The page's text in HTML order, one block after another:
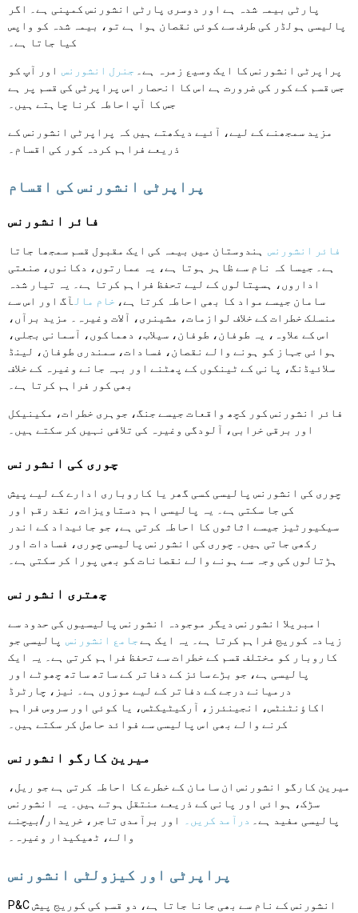
پارٹی بیمہ شدہ ہے اور دوسری پارٹی انشورنس کمپنی ہے۔ اگر
پالیسی ہولڈر کی طرف سے کوئی نقصان ہوا ہے تو، بیمہ شدہ کو واپس
کیا جاتا ہے۔
پراپرٹی انشورنس کا ایک وسیع زمرہ ہے۔ جنرل انشورنس اور آپ کو
جس قسم کے کور کی ضرورت ہے اس کا انحصار اس پراپرٹی کی قسم پر ہے
جس کا آپ احاطہ کرنا چاہتے ہیں۔
مزید سمجھنے کے لیے، آئیے دیکھتے ہیں کہ پراپرٹی انشورنس کے
ذریعے فراہم کردہ کور کی اقسام۔
پراپرٹی انشورنس کی اقسام
فائر انشورنس
فائر انشورنس ہندوستان میں بیمہ کی ایک مقبول قسم سمجھا جاتا
ہے۔ جیسا کہ نام سے ظاہر ہوتا ہے، یہ عمارتوں، دکانوں، صنعتی
اداروں، ہسپتالوں کے لیے تحفظ فراہم کرتا ہے۔ یہ تیار شدہ
سامان جیسے مواد کا بھی احاطہ کرتا ہے، خام مال آگ اور اس سے
منسلک خطرات کے خلاف لوازمات، مشینری، آلات وغیرہ۔ مزید برآں،
اس کے علاوہ، یہ طوفان، طوفان، سیلاب، دھماکوں، آسمانی بجلی،
ہوائی جہاز کو ہونے والے نقصان، فسادات، سمندری طوفان، لینڈ
سلائیڈنگ، پانی کے ٹینکوں کے پھٹنے اور بہہ جانے وغیرہ کے خلاف
بھی کور فراہم کرتا ہے۔
فائر انشورنس کور کچھ واقعات جیسے جنگ، جوہری خطرات، مکینیکل
اور برقی خرابی، آلودگی وغیرہ کی تلافی نہیں کر سکتے ہیں۔
چوری کی انشورنس
چوری کی انشورنس پالیسی کسی گھر یا کاروباری ادارے کے لیے پیش
کی جا سکتی ہے۔ یہ پالیسی اہم دستاویزات، نقد رقم اور
سیکیورٹیز جیسے اثاثوں کا احاطہ کرتی ہے، جو جائیداد کے اندر
رکھی جاتی ہیں۔ چوری کی انشورنس پالیسی چوری، فسادات اور
ہڑتالوں کی وجہ سے ہونے والے نقصانات کو بھی پورا کر سکتی ہے۔
چھتری انشورنس
امبریلا انشورنس دیگر موجودہ انشورنس پالیسیوں کی حدود سے
زیادہ کوریج فراہم کرتا ہے۔ یہ ایک ہے جامع انشورنس پالیسی جو
کاروبار کو مختلف قسم کے خطرات سے تحفظ فراہم کرتی ہے۔ یہ ایک
پالیسی ہے، جو بڑے سائز کے دفاتر کے ساتھ ساتھ چھوٹے اور
درمیانے درجے کے دفاتر کے لیے موزوں ہے۔ نیز، چارٹرڈ
اکاؤنٹنٹس، انجینئرز، آرکیٹیکٹس، یا کوئی اور سروس فراہم
کرنے والے بھی اس پالیسی سے فوائد حاصل کر سکتے ہیں۔
میرین کارگو انشورنس
میرین کارگو انشورنس ان سامان کے خطرے کا احاطہ کرتی ہے جو ریل،
سڑک، ہوائی اور پانی کے ذریعے منتقل ہوتے ہیں۔ یہ انشورنس
پالیسی مفید ہے۔ درآمد کریں۔
اور برآمدی تاجر، خریدار/بیچنے
والے، ٹھیکیدار وغیرہ۔
پراپرٹی اور کیزولٹی انشورنس
P&C انشورنس کے نام سے بھی جانا جاتا ہے، دو قسم کی کوریج پیش